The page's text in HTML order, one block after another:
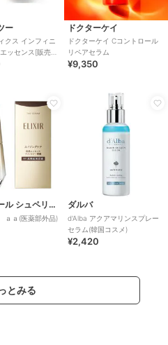
ー
クス インフィニ
ッセンス[販売
美
ドクターケイ
ドクターケイ Cコントロール
リペアセラム
¥9,350
エリクシール シュペリエル
ａ(医薬部外品)
ダルバ
d'Alba アクアマリンスプレー
セラム(韓国コスメ)
¥2,420
とみる